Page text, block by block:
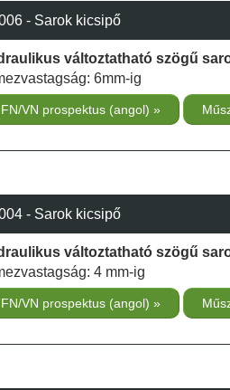
- Sarok kicsipő
változtatható szögű
6mm-ig
FN/VN prospektus (angol)
- Sarok kicsipő
változtatható szögű
4 mm-ig
FN/VN prospektus (angol)